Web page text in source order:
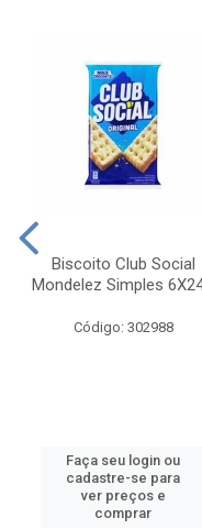
Biscoito Club Social
Mondelez Simples
Código: 302988
Faça seu login ou
cadastre-se para
ver preços e
comprar